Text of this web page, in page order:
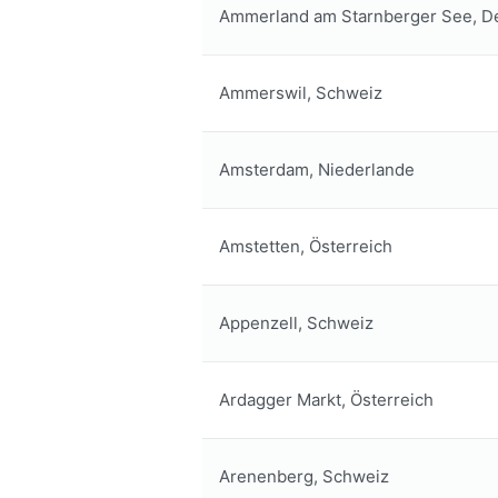
Ammerland am Starnberger See,
Ammerswil, Schweiz
Amsterdam, Niederlande
Amstetten, Österreich
Appenzell, Schweiz
Ardagger Markt, Österreich
Arenenberg, Schweiz